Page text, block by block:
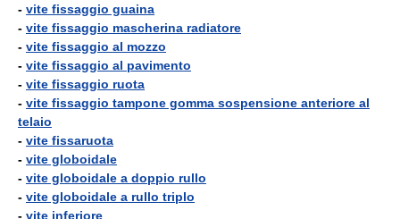
- vite fissaggio guaina
- vite fissaggio mascherina radiatore
- vite fissaggio al mozzo
- vite fissaggio al pavimento
- vite fissaggio ruota
- vite fissaggio tampone gomma sospensione anteriore al
telaio
- vite fissaruota
- vite globoidale
- vite globoidale a doppio rullo
- vite globoidale a rullo triplo
- vite inferiore